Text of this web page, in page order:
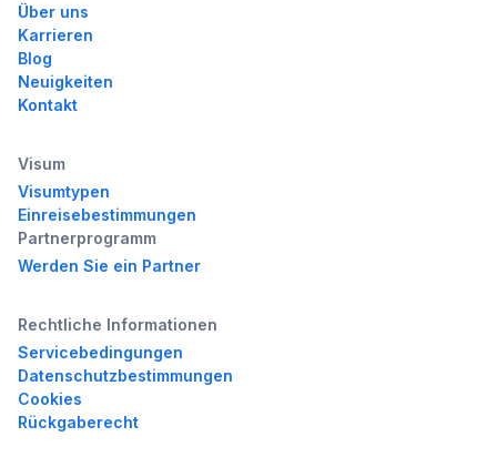
Über uns
Karrieren
Blog
Neuigkeiten
Kontakt
Visum
Visumtypen
Einreisebestimmungen
Partnerprogramm
Werden Sie ein Partner
Rechtliche Informationen
Servicebedingungen
Datenschutzbestimmungen
Cookies
Rückgaberecht